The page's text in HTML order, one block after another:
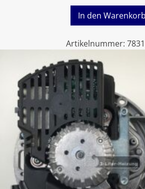
In den Warenkorb
Artikelnummer: